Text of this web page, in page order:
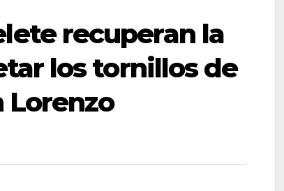
recuperan la
los tornillos de
Lorenzo